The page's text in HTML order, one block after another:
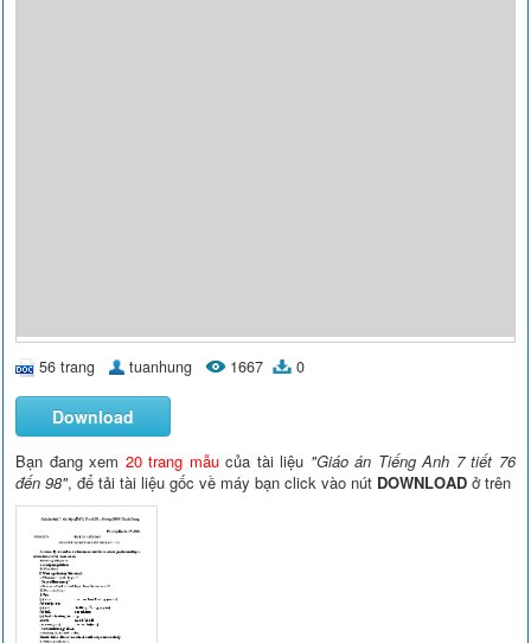
56 trang tuanhung 1667 0
Download
Bạn đang xem 20 trang mẫucủa tài liệu "Giáo án Tiếng Anh 7 tiết 76
đến 98", để tải tài liệu gốc về máy bạn click vào nút DOWNLOAD ở trên